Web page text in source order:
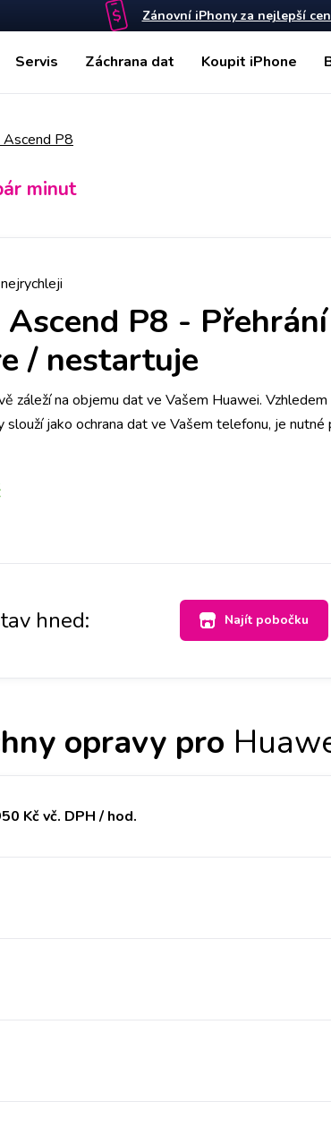
Zánovní iPhony za nejlepší
Servis Záchrana dat Koupit iPhone
Ascend P8
minut
P8 - Přehrání
/ nestartuje
záleží na objemu dat ve Vašem Huawei. Vzhledem
slouží jako ochrana dat ve Vašem telefonu, je nutné
Doporučujeme tedy jejich zálohu.
hned: Najít pobočku
opravy pro
Kč vč. DPH / hod.